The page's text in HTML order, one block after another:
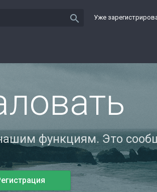
Уже
search
функциям. Это